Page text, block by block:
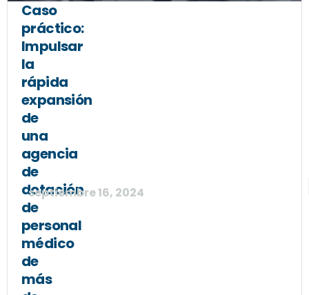
Caso
práctico:
Impulsar
la
rápida
expansión
de
una
agencia
de
dotación
de
personal
médico
de
más
septiembre 16, 2024